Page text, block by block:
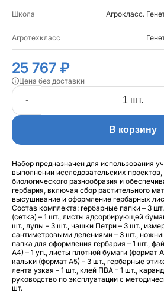
Школа Агрокласс.
Агротехкласс
25 767 ₽
Цена без доставки
-
В корзину
Набор предназначен для использования
выполнении исследовательских
биологического разнообразия и
гербария, включая сбор растительного
высушивание и оформление гербарных
Состав комплекта: гербарные папки – 3
(сетка) – 1 шт., листы адсорбирующей
шт., лупы – 3 шт., чашки Петри – 3 шт.,
сантиметровыми делениями – 3 шт.,
папка для оформления гербария – 1 шт.,
А4) – 1 уп., листы плотной бумаги (формат
кальки (формат А5) – 3 шт., гербарные
лента узкая – 1 шт., клей ПВА – 1 шт.,
руководство по эксплуатации с
шт.